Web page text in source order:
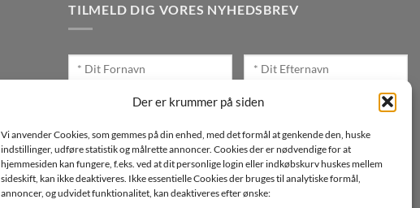
Der er krummer på siden
Vi anvender Cookies, som gemmes på din enhed, med det formål at genkende den, huske
indstillinger, udføre statistik og målrette annoncer. Cookies der er nødvendige for at
hjemmesiden kan fungere, f.eks. ved at dit personlige login eller indkøbskurv huskes mellem
sideskift, kan ikke deaktiveres. Ikke essentielle Cookies der bruges til analytiske formål,
annoncer, og udvidet funktionalitet, kan deaktiveres efter ønske:
TILMELD DIG VORES NYHEDSBREV
Jeg ønsker at modtage mails fra TJdata!
Læs vores Persondatapolitik